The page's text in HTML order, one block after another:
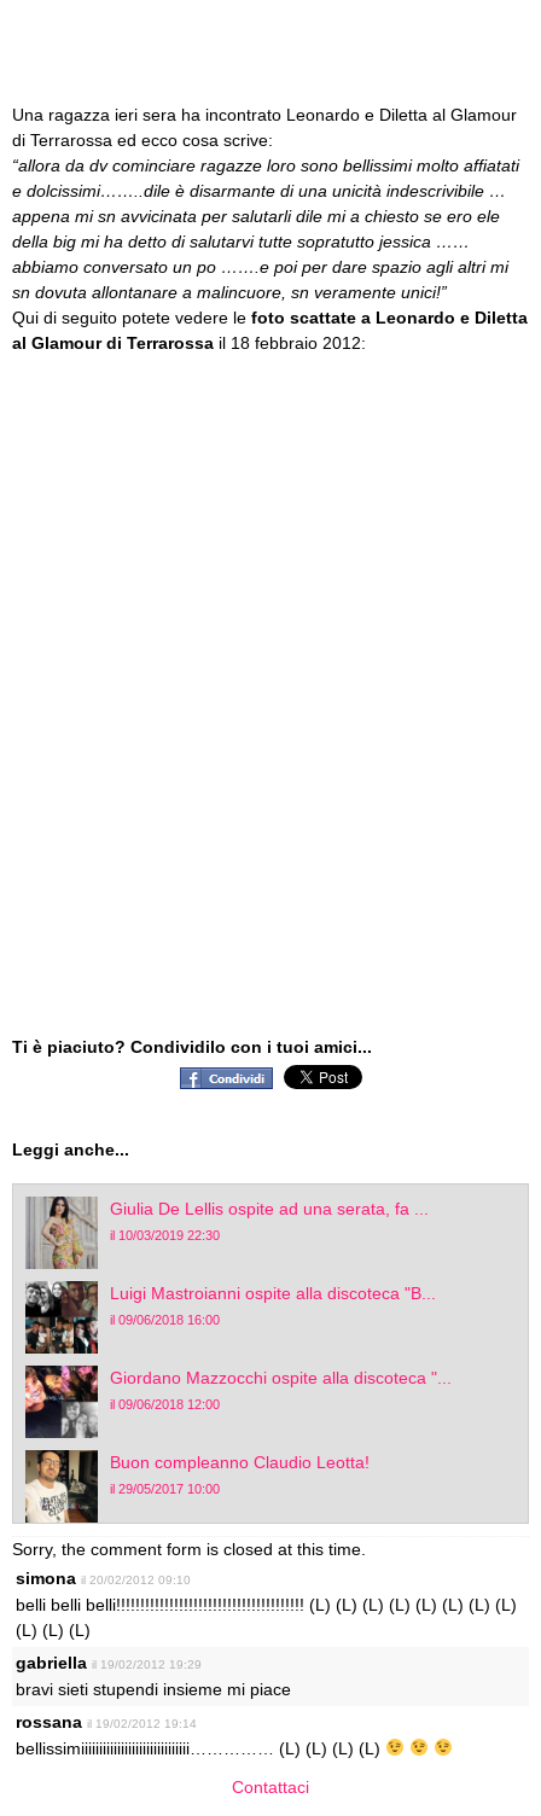
Una ragazza ieri sera ha incontrato Leonardo e Diletta al Glamour
di Terrarossa ed ecco cosa scrive:
“allora da dv cominciare ragazze loro sono bellissimi molto affiatati
e dolcissimi……..dile è disarmante di una unicità indescrivibile …
appena mi sn avvicinata per salutarli dile mi a chiesto se ero ele
della big mi ha detto di salutarvi tutte sopratutto jessica ……
abbiamo conversato un po …….e poi per dare spazio agli altri mi
sn dovuta allontanare a malincuore, sn veramente unici!”
Qui di seguito potete vedere le foto scattate a Leonardo e Diletta
al Glamour di Terrarossa il 18 febbraio 2012:
Ti è piaciuto? Condividilo con i tuoi amici...
Leggi anche...
Giulia De Lellis ospite ad una serata, fa ...
il 10/03/2019 22:30
Luigi Mastroianni ospite alla discoteca "B...
il 09/06/2018 16:00
Giordano Mazzocchi ospite alla discoteca "...
il 09/06/2018 12:00
Buon compleanno Claudio Leotta!
il 29/05/2017 10:00
Sorry, the comment form is closed at this time.
simona il 20/02/2012 09:10
belli belli belli!!!!!!!!!!!!!!!!!!!!!!!!!!!!!!!!!!!!!!! (L) (L) (L) (L) (L) (L) (L) (L)
(L) (L) (L)
gabriella il 19/02/2012 19:29
bravi sieti stupendi insieme mi piace
rossana il 19/02/2012 19:14
bellissimiiiiiiiiiiiiiiiiiiiiiiiiiiiiii…………… (L) (L) (L) (L)
Contattaci